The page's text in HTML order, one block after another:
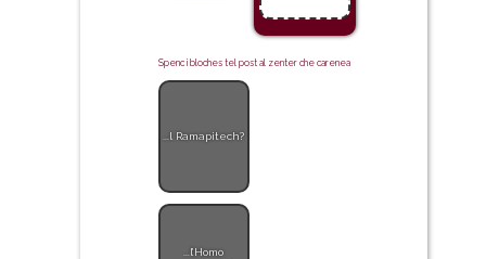
Spenc i bloches tel post al zenter che carenea
...l Ramapitech?
...l’Homo